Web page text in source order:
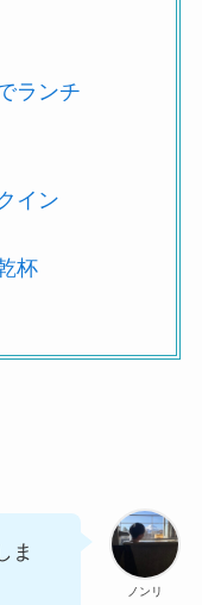
ランチ
イン
杯
ノンリ
ま